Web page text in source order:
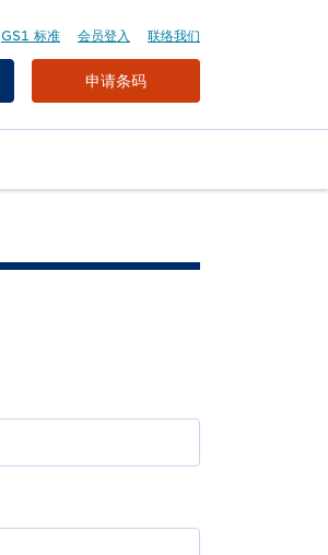
GS1 标准 会员登入 联络我们
Header
Top
Menu
申请条码